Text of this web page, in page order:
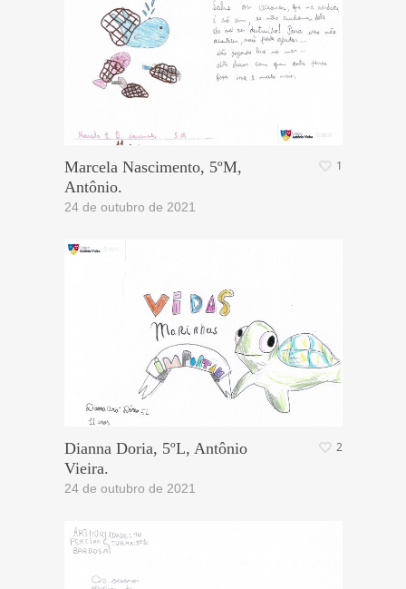
Marcela Nascimento, 5ºM,
Antônio.
24 de outubro de 2021
1
Dianna Doria, 5ºL, Antônio
Vieira.
24 de outubro de 2021
2